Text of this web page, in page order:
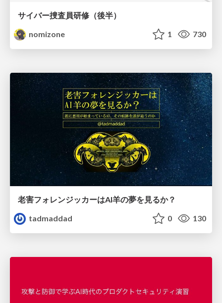
サイバー捜査員研修（後半）
nomizone
1 730
老害フォレンジッカーはAI羊の夢を見るか？
tadmaddad
0 130